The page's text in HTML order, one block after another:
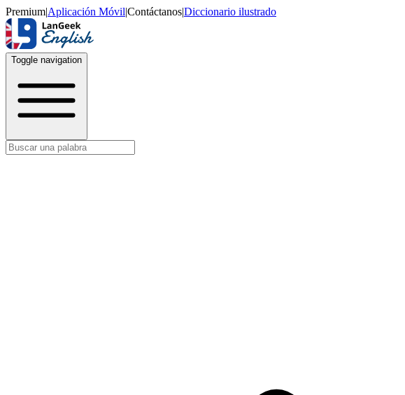
Premium|Aplicación Móvil|Contáctanos|Diccionario ilustrado
Toggle navigation